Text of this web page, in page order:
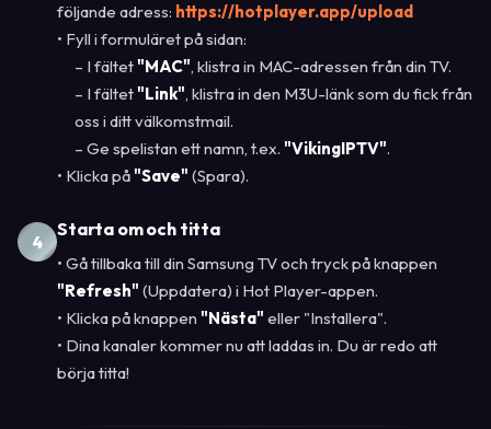
följande adress: https://hotplayer.app/upload
• Fyll i formuläret på sidan:
– I fältet"MAC", klistra in MAC-adressen från din TV.
– I fältet"Link", klistra in den M3U-länk som du fick från
oss i ditt välkomstmail.
– Ge spelistan ett namn, t.ex. "VikingIPTV".
• Klicka på"Save" (Spara).
4
Starta om och titta
• Gå tillbaka till din Samsung TV och tryck på knappen
"Refresh" (Uppdatera) i Hot Player-appen.
• Klicka på knappen "Nästa" eller "Installera".
• Dina kanaler kommer nu att laddas in. Du är redo att
börja titta!